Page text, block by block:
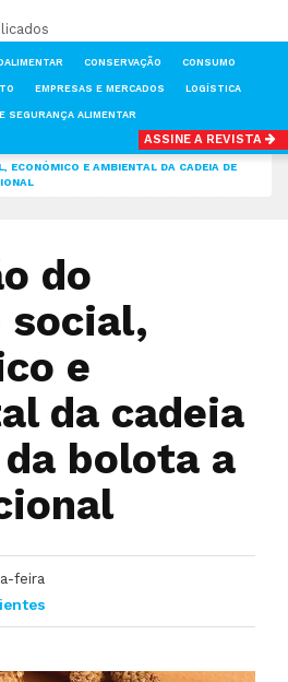
CONSERVAÇÃO CONSUMO
EMPRESAS E MERCADOS LOGÍSTICA
SEGURANÇA ALIMENTAR
ASSINE A REVISTA
ECONÓMICO E AMBIENTAL DA CADEIA DE
do
social,
e
da cadeia
bolota a
feira